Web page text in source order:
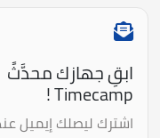
ابقِ جهازك محدَّثً
Timecamp !
اشترك ليصلك إيميل